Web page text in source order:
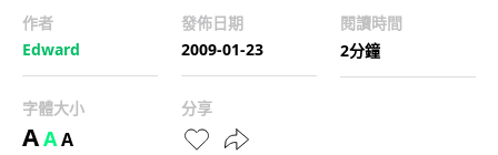
作者
Edward
發佈日期
2009-01-23
閱讀時間
2分鐘
字體大小
AAA
分享